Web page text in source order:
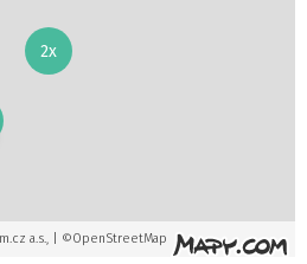
2x
a.s., | ©OpenStreetMap